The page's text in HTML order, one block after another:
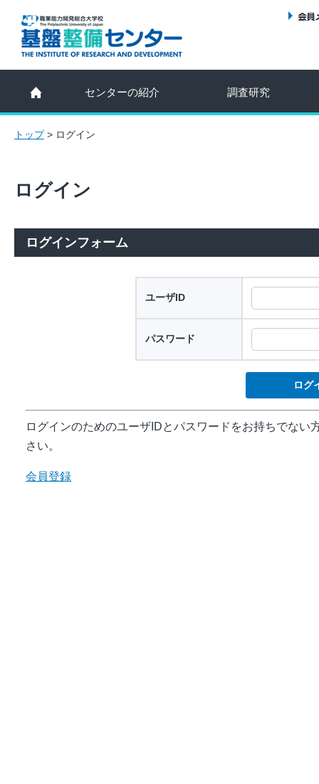
センターの紹介 調査研究
トップ> ログイン
ログイン
ログインフォーム
ユーザID
パスワード
ログインのためのユーザIDとパスワードをお持ちでな
さい。
会員登録